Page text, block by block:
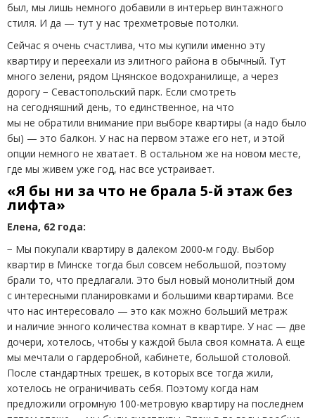
был, мы лишь немного добавили в интерьер винтажного
стиля. И да — тут у нас трехметровые потолки.
Сейчас я очень счастлива, что мы купили именно эту
квартиру и переехали из элитного района в обычный. Тут
много зелени, рядом Цнянское водохранилище, а через
дорогу − Севастопольский парк. Если смотреть
на сегодняшний день, то единственное, на что
мы не обратили внимание при выборе квартиры (а надо было
бы) — это балкон. У нас на первом этаже его нет, и этой
опции немного не хватает. В остальном же на новом месте,
где мы живем уже год, нас все устраивает.
«Я бы ни за что не брала 5-й этаж без
лифта»
Елена, 62 года:
− Мы покупали квартиру в далеком 2000-м году. Выбор
квартир в Минске тогда был совсем небольшой, поэтому
брали то, что предлагали. Это был новый монолитный дом
с интересными планировками и большими квартирами. Все
что нас интересовало — это как можно больший метраж
и наличие энного количества комнат в квартире. У нас — две
дочери, хотелось, чтобы у каждой была своя комната. А еще
мы мечтали о гардеробной, кабинете, большой столовой.
После стандартных трешек, в которых все тогда жили,
хотелось не ограничивать себя. Поэтому когда нам
предложили огромную 100-метровую квартиру на последнем